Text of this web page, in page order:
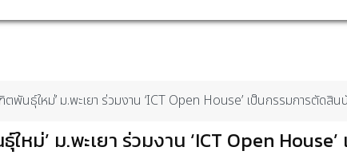
นธุ์ใหม่’ ม.พะเยา ร่วมงาน ‘ICT Open House’ เป็นกรรมการตัดสิ
ม่’ ม.พะเยา ร่วมงาน ‘ICT Open